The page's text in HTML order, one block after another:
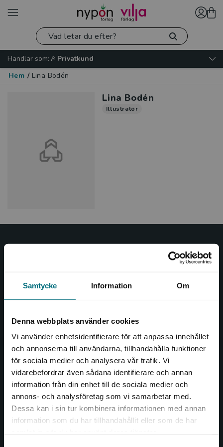
Samtycke Information Om
Denna webbplats använder cookies
Vi använder enhetsidentifierare för att anpassa innehållet
och annonserna till användarna, tillhandahålla funktioner
för sociala medier och analysera vår trafik. Vi
vidarebefordrar även sådana identifierare och annan
information från din enhet till de sociala medier och
annons- och analysföretag som vi samarbetar med.
Dessa kan i sin tur kombinera informationen med annan
information som du har tillhandahållit eller som de har
Begränsad fraktregion
Det verkar som att du besöker
nyponochviljaforlag.se via en enhet utanför
Handlar som:
Privatkund
Hem / Lina Bodén
Lina Bodén
Illustratör
Nypon och Vilja förlag ger ut böcker som väcker läslust
och öppnar dörren till nya världar och möjligheter för
såväl barn som vuxna.
Kontakta oss
Kontakta oss
046-31 20 00
Box 141
221 00 Lund
Besöksadress: